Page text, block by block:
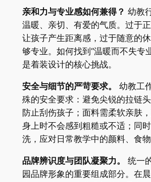
亲和力与专业感如何兼得？ 幼教
温暖、亲切、有爱的气质。过于
让孩子产生距离感，过于随意的
够专业。如何找到“温暖而不失专
是着装设计的核心挑战。
安全与细节的严苛要求。
幼教工
殊的安全要求：避免尖锐的拉链
防止刮伤孩子；面料需柔软亲肤
身上时不会感到粗糙或不适；同
洗，应对日常教学中的颜料、食物
品牌辨识度与团队凝聚力。
统一
园品牌形象的重要组成部分。在